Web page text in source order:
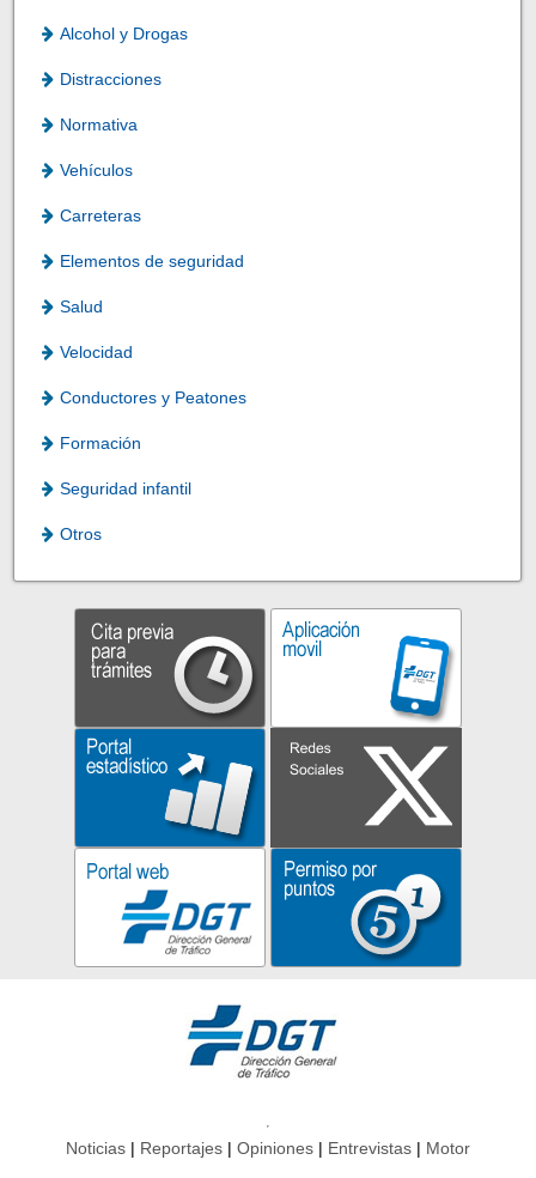
Alcohol y Drogas
Distracciones
Normativa
Vehículos
Carreteras
Elementos de seguridad
Salud
Velocidad
Conductores y Peatones
Formación
Seguridad infantil
Otros
Noticias Reportajes Opiniones Entrevistas Motor